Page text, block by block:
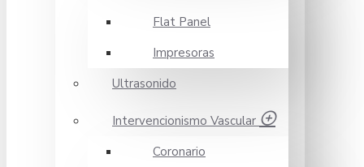
Flat Panel
Impresoras
Ultrasonido
Intervencionismo Vascular
Coronario